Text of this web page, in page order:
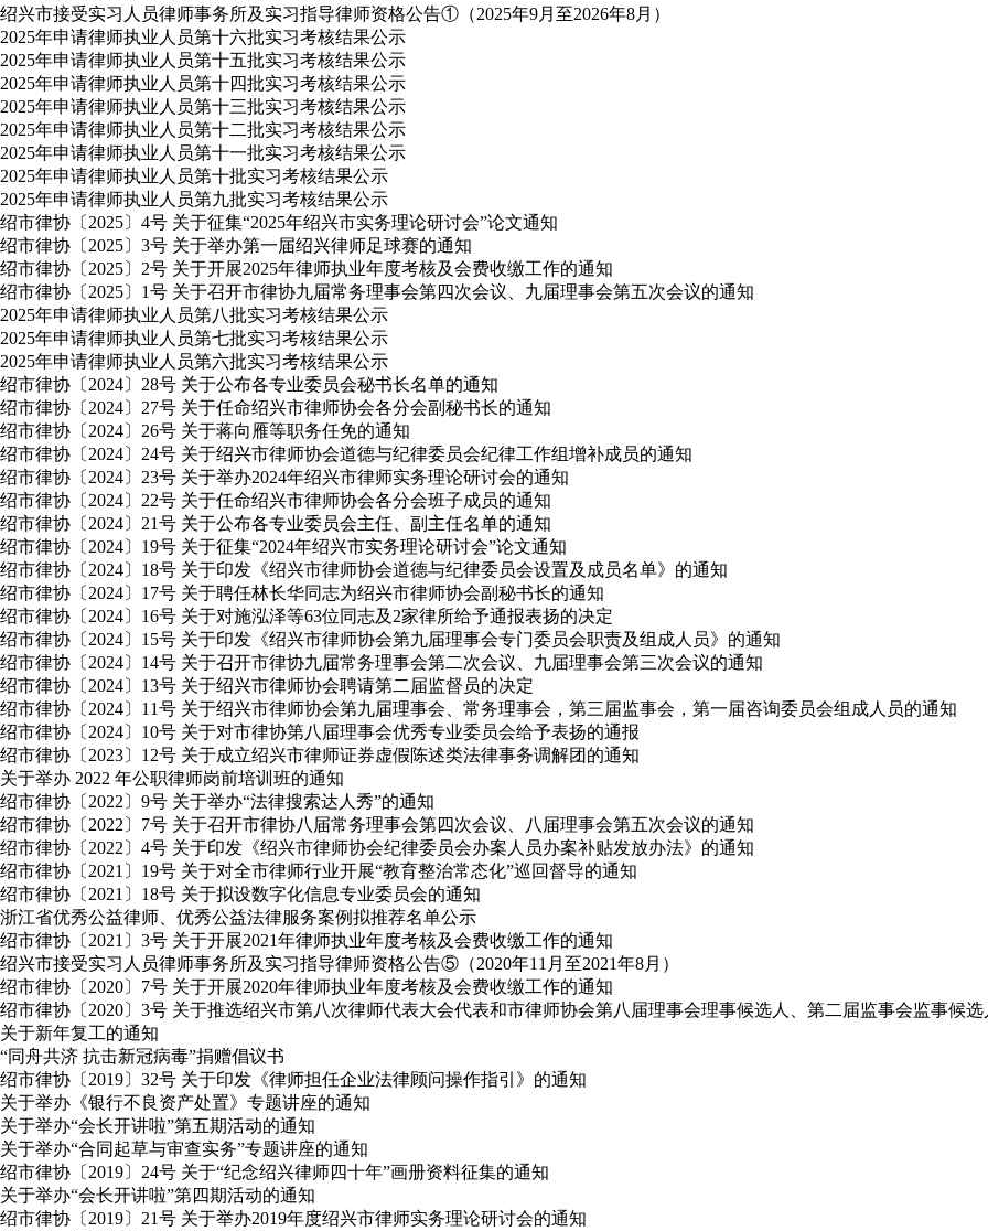
绍兴市接受实习人员律师事务所及实习指导律师资格公告①（2025年9月至2026年8月）
2025年申请律师执业人员第十六批实习考核结果公示
2025年申请律师执业人员第十五批实习考核结果公示
2025年申请律师执业人员第十四批实习考核结果公示
2025年申请律师执业人员第十三批实习考核结果公示
2025年申请律师执业人员第十二批实习考核结果公示
2025年申请律师执业人员第十一批实习考核结果公示
2025年申请律师执业人员第十批实习考核结果公示
2025年申请律师执业人员第九批实习考核结果公示
绍市律协〔2025〕4号 关于征集“2025年绍兴市实务理论研讨会”论文通知
绍市律协〔2025〕3号 关于举办第一届绍兴律师足球赛的通知
绍市律协〔2025〕2号 关于开展2025年律师执业年度考核及会费收缴工作的通知
绍市律协〔2025〕1号 关于召开市律协九届常务理事会第四次会议、九届理事会第五次会议的通知
2025年申请律师执业人员第八批实习考核结果公示
2025年申请律师执业人员第七批实习考核结果公示
2025年申请律师执业人员第六批实习考核结果公示
绍市律协〔2024〕28号 关于公布各专业委员会秘书长名单的通知
绍市律协〔2024〕27号 关于任命绍兴市律师协会各分会副秘书长的通知
绍市律协〔2024〕26号 关于蒋向雁等职务任免的通知
绍市律协〔2024〕24号 关于绍兴市律师协会道德与纪律委员会纪律工作组增补成员的通知
绍市律协〔2024〕23号 关于举办2024年绍兴市律师实务理论研讨会的通知
绍市律协〔2024〕22号 关于任命绍兴市律师协会各分会班子成员的通知
绍市律协〔2024〕21号 关于公布各专业委员会主任、副主任名单的通知
绍市律协〔2024〕19号 关于征集“2024年绍兴市实务理论研讨会”论文通知
绍市律协〔2024〕18号 关于印发《绍兴市律师协会道德与纪律委员会设置及成员名单》的通知
绍市律协〔2024〕17号 关于聘任林长华同志为绍兴市律师协会副秘书长的通知
绍市律协〔2024〕16号 关于对施泓泽等63位同志及2家律所给予通报表扬的决定
绍市律协〔2024〕15号 关于印发《绍兴市律师协会第九届理事会专门委员会职责及组成人员》的通知
绍市律协〔2024〕14号 关于召开市律协九届常务理事会第二次会议、九届理事会第三次会议的通知
绍市律协〔2024〕13号 关于绍兴市律师协会聘请第二届监督员的决定
绍市律协〔2024〕11号 关于绍兴市律师协会第九届理事会、常务理事会，第三届监事会，第一届咨询委员会组成人员的通知
绍市律协〔2024〕10号 关于对市律协第八届理事会优秀专业委员会给予表扬的通报
绍市律协〔2023〕12号 关于成立绍兴市律师证券虚假陈述类法律事务调解团的通知
关于举办 2022 年公职律师岗前培训班的通知
绍市律协〔2022〕9号 关于举办“法律搜索达人秀”的通知
绍市律协〔2022〕7号 关于召开市律协八届常务理事会第四次会议、八届理事会第五次会议的通知
绍市律协〔2022〕4号 关于印发《绍兴市律师协会纪律委员会办案人员办案补贴发放办法》的通知
绍市律协〔2021〕19号 关于对全市律师行业开展“教育整治常态化”巡回督导的通知
绍市律协〔2021〕18号 关于拟设数字化信息专业委员会的通知
浙江省优秀公益律师、优秀公益法律服务案例拟推荐名单公示
绍市律协〔2021〕3号 关于开展2021年律师执业年度考核及会费收缴工作的通知
绍兴市接受实习人员律师事务所及实习指导律师资格公告⑤（2020年11月至2021年8月）
绍市律协〔2020〕7号 关于开展2020年律师执业年度考核及会费收缴工作的通知
绍市律协〔2020〕3号 关于推选绍兴市第八次律师代表大会代表和市律师协会第八届理事会理事候选人、第二届监事会监事候
关于新年复工的通知
“同舟共济 抗击新冠病毒”捐赠倡议书
绍市律协〔2019〕32号 关于印发《律师担任企业法律顾问操作指引》的通知
关于举办《银行不良资产处置》专题讲座的通知
关于举办“会长开讲啦”第五期活动的通知
关于举办“合同起草与审查实务”专题讲座的通知
绍市律协〔2019〕24号 关于“纪念绍兴律师四十年”画册资料征集的通知
关于举办“会长开讲啦”第四期活动的通知
绍市律协〔2019〕21号 关于举办2019年度绍兴市律师实务理论研讨会的通知